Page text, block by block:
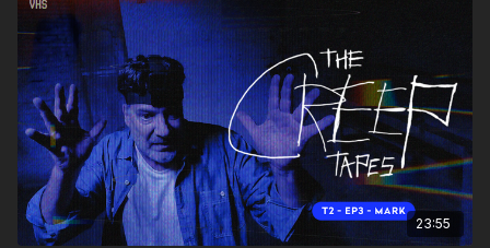
23:55